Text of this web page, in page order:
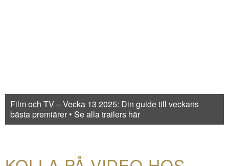
Film och TV – Vecka 13 2025: Din guide till veckans
bästa premiärer • Se alla trailers här